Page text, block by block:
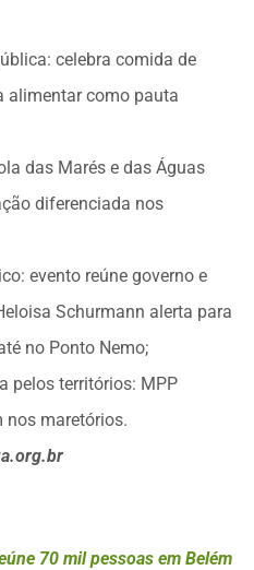
celebra comida de
alimentar como pauta
das Marés e das Águas
diferenciada nos
evento reúne governo e
Schurmann alerta para
no Ponto Nemo;
pelos territórios: MPP
nos maretórios.
70 mil pessoas em Belém